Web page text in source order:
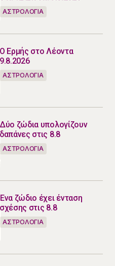
ΑΣΤΡΟΛΟΓΙΑ
Ο Ερμής στο Λέοντα
9.8.2026
ΑΣΤΡΟΛΟΓΙΑ
Δύο ζώδια υπολογίζουν
δαπάνες στις 8.8
ΑΣΤΡΟΛΟΓΙΑ
Ένα ζώδιο έχει ένταση
σχέσης στις 8.8
ΑΣΤΡΟΛΟΓΙΑ